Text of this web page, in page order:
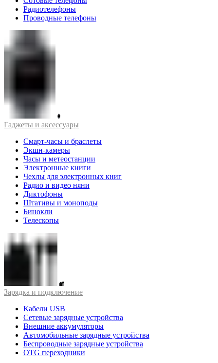
Радиотелефоны
Проводные телефоны
Гаджеты и аксессуары
Смарт-часы и браслеты
Экшн-камеры
Часы и метеостанции
Электронные книги
Чехлы для электронных книг
Радио и видео няни
Диктофоны
Штативы и моноподы
Бинокли
Телескопы
Зарядка и подключение
Кабели USB
Сетевые зарядные устройства
Внешние аккумуляторы
Автомобильные зарядные устройства
Беспроводные зарядные устройства
OTG переходники